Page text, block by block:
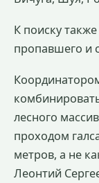
К поиску
пропавшего и
лесного
проходом
метров, а не
Леонтий